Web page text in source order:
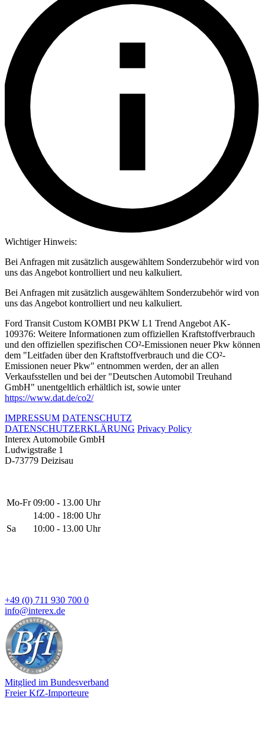
Wichtiger Hinweis:
Bei Anfragen mit zusätzlich ausgewähltem Sonderzubehör wird von
uns das Angebot kontrolliert und neu kalkuliert.
Bei Anfragen mit zusätzlich ausgewähltem Sonderzubehör wird von
uns das Angebot kontrolliert und neu kalkuliert.
Ford Transit Custom KOMBI PKW L1 Trend Angebot AK-
109376: Weitere Informationen zum offiziellen Kraftstoffverbrauch
und den offiziellen spezifischen CO²-Emissionen neuer Pkw können
dem "Leitfaden über den Kraftstoffverbrauch und die CO²-
Emissionen neuer Pkw" entnommen werden, der an allen
Verkaufsstellen und bei der "Deutschen Automobil Treuhand
GmbH" unentgeltlich erhältlich ist, sowie unter
https://www.dat.de/co2/
IMPRESSUM DATENSCHUTZ
DATENSCHUTZERKLÄRUNG Privacy Policy
Interex Automobile GmbH
Ludwigstraße 1
D-73779 Deizisau
Mo-Fr 09:00 - 13.00 Uhr
14:00 - 18:00 Uhr
Sa
10:00 - 13.00 Uhr
+49 (0) 711 930 700 0
info@interex.de
Mitglied im Bundesverband
Freier KfZ-Importeure